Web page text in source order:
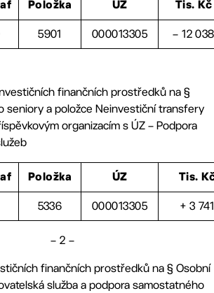
Položka ÚZ Tis. Kč
5901 000013305 – 12 038
finančních prostředků na §
seniory a položce Neinvestiční transfery
organizacím s ÚZ – Podpora
Položka ÚZ Tis.
5336 000013305 + 3 741
– 2 –
finančních prostředků na § Osobní
služba a podpora samostatného